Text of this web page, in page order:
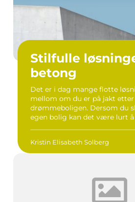
Stilfulle
betong
Det er i dag mange flotte
mellom om du er på jakt etter
drømmeboligen. Dersom du
egen bolig kan det være lurt å
Kristin Elisabeth Solberg